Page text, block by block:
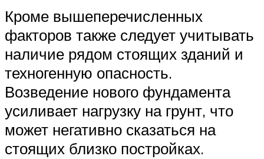
Кроме вышеперечисленных
факторов также следует учитывать
наличие рядом стоящих зданий и
техногенную опасность.
Возведение нового фундамента
усиливает нагрузку на грунт, что
может негативно сказаться на
стоящих близко постройках.